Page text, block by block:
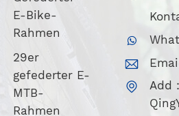
E-Bike-
Rahmen
29er
gefederter E-
MTB-
Rahmen
Add